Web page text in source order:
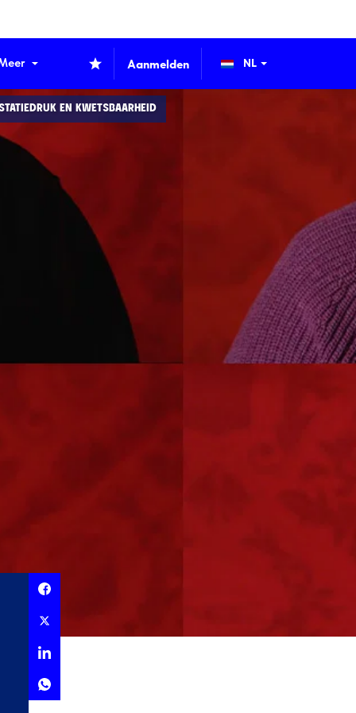
Aanmelden
EN KWETSBAARHEID